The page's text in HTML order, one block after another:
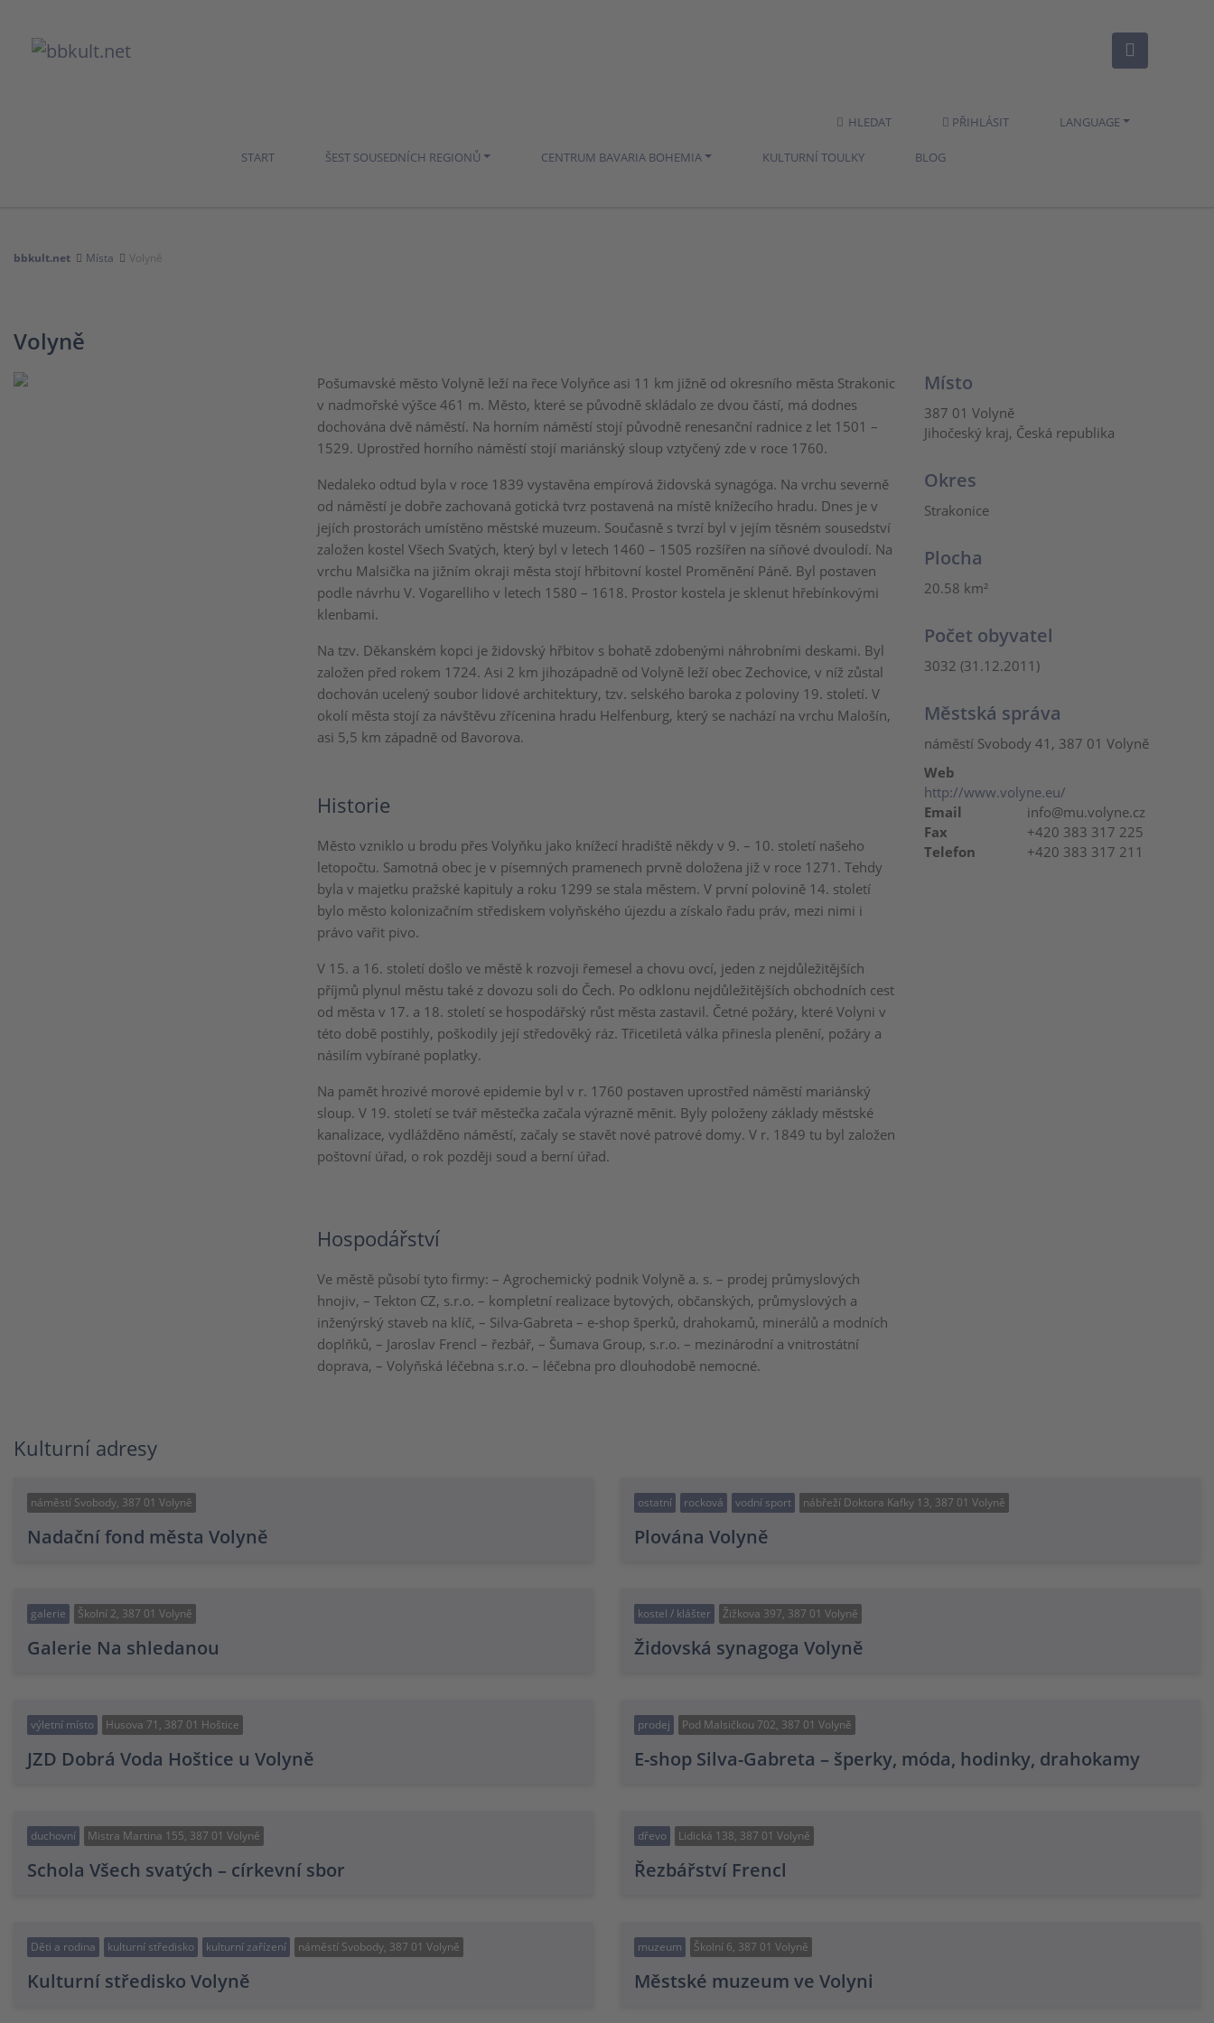
HLEDAT PŘIHLÁSIT LANGUAGE
START ŠEST SOUSEDNÍCH REGIONŮ CENTRUM BAVARIA BOHEMIA KULTURNÍ TOULKY BLOG
bbkult.net Místa Volyně
Volyně
Pošumavské město Volyně leží na řece Volyňce asi 11 km jižně od okresního města Strakonic
v nadmořské výšce 461 m. Město, které se původně skládalo ze dvou částí, má dodnes
dochována dvě náměstí. Na horním náměstí stojí původně renesanční radnice z let 1501 –
1529. Uprostřed horního náměstí stojí mariánský sloup vztyčený zde v roce 1760.
Nedaleko odtud byla v roce 1839 vystavěna empírová židovská synagóga. Na vrchu severně
od náměstí je dobře zachovaná gotická tvrz postavená na místě knížecího hradu. Dnes je v
jejích prostorách umístěno městské muzeum. Současně s tvrzí byl v jejím těsném sousedství
založen kostel Všech Svatých, který byl v letech 1460 – 1505 rozšířen na síňové dvoulodí. Na
vrchu Malsička na jižním okraji města stojí hřbitovní kostel Proměnění Páně. Byl postaven
podle návrhu V. Vogarelliho v letech 1580 – 1618. Prostor kostela je sklenut hřebínkovými
klenbami.
Na tzv. Děkanském kopci je židovský hřbitov s bohatě zdobenými náhrobními deskami. Byl
založen před rokem 1724. Asi 2 km jihozápadně od Volyně leží obec Zechovice, v níž zůstal
dochován ucelený soubor lidové architektury, tzv. selského baroka z poloviny 19. století. V
okolí města stojí za návštěvu zřícenina hradu Helfenburg, který se nachází na vrchu Malošín,
asi 5,5 km západně od Bavorova.
Historie
Město vzniklo u brodu přes Volyňku jako knížecí hradiště někdy v 9. – 10. století našeho
letopočtu. Samotná obec je v písemných pramenech prvně doložena již v roce 1271. Tehdy
byla v majetku pražské kapituly a roku 1299 se stala městem. V první polovině 14. století
bylo město kolonizačním střediskem volyňského újezdu a získalo řadu práv, mezi nimi i
právo vařit pivo.
V 15. a 16. století došlo ve městě k rozvoji řemesel a chovu ovcí, jeden z nejdůležitějších
příjmů plynul městu také z dovozu soli do Čech. Po odklonu nejdůležitějších obchodních cest
od města v 17. a 18. století se hospodářský růst města zastavil. Četné požáry, které Volyni v
této době postihly, poškodily její středověký ráz. Třicetiletá válka přinesla plenění, požáry a
násilím vybírané poplatky.
Na pamět hrozivé morové epidemie byl v r. 1760 postaven uprostřed náměstí mariánský
sloup. V 19. století se tvář městečka začala výrazně měnit. Byly položeny základy městské
kanalizace, vydlážděno náměstí, začaly se stavět nové patrové domy. V r. 1849 tu byl založen
poštovní úřad, o rok později soud a berní úřad.
Hospodářství
Ve městě působí tyto firmy: – Agrochemický podnik Volyně a. s. – prodej průmyslových
hnojiv, – Tekton CZ, s.r.o. – kompletní realizace bytových, občanských, průmyslových a
inženýrský staveb na klíč, – Silva-Gabreta – e-shop šperků, drahokamů, minerálů a modních
doplňků, – Jaroslav Frencl – řezbář, – Šumava Group, s.r.o. – mezinárodní a vnitrostátní
doprava, – Volyňská léčebna s.r.o. – léčebna pro dlouhodobě nemocné.
Místo
387 01 Volyně
Jihočeský kraj, Česká republika
Okres
Strakonice
Plocha
20.58 km²
Počet obyvatel
3032 (31.12.2011)
Městská správa
náměstí Svobody 41, 387 01 Volyně
Web
http://www.volyne.eu/
Email
info@mu.volyne.cz
Fax
+420 383 317 225
Telefon
+420 383 317 211
Kulturní adresy
náměstí Svobody, 387 01 Volyně
Nadační fond města Volyně
ostatní rocková vodní sport nábřeží Doktora Kafky 13, 387 01 Volyně
Plována Volyně
galerie Školní 2, 387 01 Volyně
Galerie Na shledanou
kostel / klášter Žižkova 397, 387 01 Volyně
Židovská synagoga Volyně
výletní místo Husova 71, 387 01 Hoštice
JZD Dobrá Voda Hoštice u Volyně
prodej Pod Malsičkou 702, 387 01 Volyně
E-shop Silva-Gabreta – šperky, móda, hodinky, drahokamy
duchovní Mistra Martina 155, 387 01 Volyně
Schola Všech svatých – církevní sbor
dřevo Lidická 138, 387 01 Volyně
Řezbářství Frencl
Děti a rodina kulturní středisko kulturní zařízení náměstí Svobody, 387 01 Volyně
Kulturní středisko Volyně
muzeum Školní 6, 387 01 Volyně
Městské muzeum ve Volyni